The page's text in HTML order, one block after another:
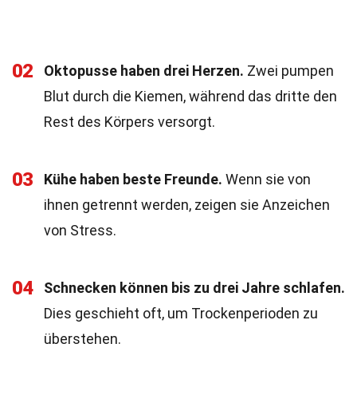
02 Oktopusse haben drei Herzen. Zwei pumpen
Blut durch die Kiemen, während das dritte den
Rest des Körpers versorgt.
03 Kühe haben beste Freunde. Wenn sie von
ihnen getrennt werden, zeigen sie Anzeichen
von Stress.
04
Schnecken können bis zu drei Jahre schlafen.
Dies geschieht oft, um Trockenperioden zu
überstehen.